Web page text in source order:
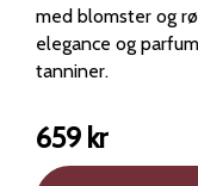
med blomster og rød frugt.
elegance og
tanniner.
659 kr